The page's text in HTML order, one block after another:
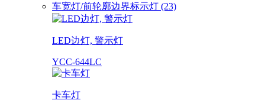
车宽灯/前轮廓边界标示灯 (23)
LED边灯, 警示灯
YCC-644LC
卡车灯